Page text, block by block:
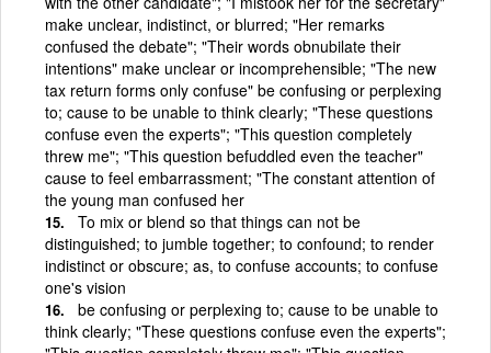
make unclear, indistinct, or blurred; "Her remarks
confused the debate"; "Their words obnubilate their
intentions" make unclear or incomprehensible; "The new
tax return forms only confuse" be confusing or perplexing
to; cause to be unable to think clearly; "These questions
confuse even the experts"; "This question completely
threw me"; "This question befuddled even the teacher"
cause to feel embarrassment; "The constant attention of
the young man confused her
To mix or blend so that things can not be
distinguished; to jumble together; to confound; to render
indistinct or obscure; as, to confuse accounts; to confuse
one's vision
be confusing or perplexing to; cause to be unable to
think clearly; "These questions confuse even the experts";